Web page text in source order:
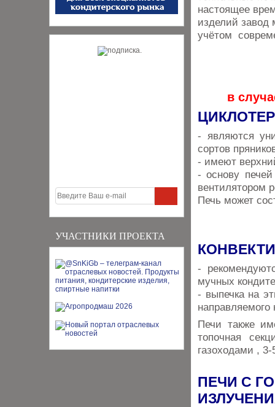
УЧАСТНИКИ ПРОЕКТА
настоящее
изделий завод
учётом
в
- являются
сортов
- имеют
- основу
вентилятором
Печь может
-
мучных
- выпечка на
направляемого
Печи также
топочная
газоходами ,
ПЕЧИ С